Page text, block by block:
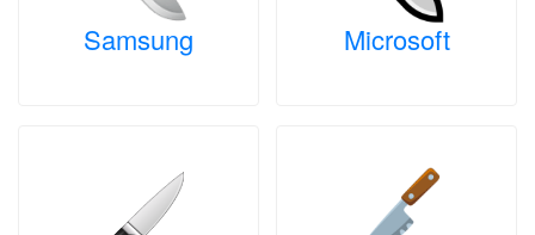
Samsung Microsoft